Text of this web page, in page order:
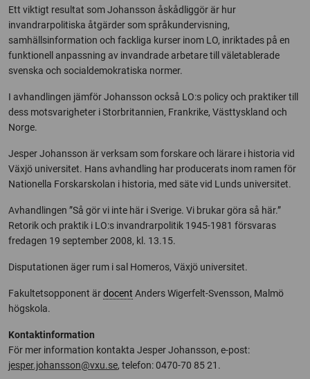
Ett viktigt resultat som Johansson åskådliggör är hur
invandrarpolitiska åtgärder som språkundervisning,
samhällsinformation och fackliga kurser inom LO, inriktades på en
funktionell anpassning av invandrade arbetare till väletablerade
svenska och socialdemokratiska normer.
I avhandlingen jämför Johansson också LO:s policy och praktiker till
dess motsvarigheter i Storbritannien, Frankrike, Västtyskland och
Norge.
Jesper Johansson är verksam som forskare och lärare i historia vid
Växjö universitet. Hans avhandling har producerats inom ramen för
Nationella Forskarskolan i historia, med säte vid Lunds universitet.
Avhandlingen ”Så gör vi inte här i Sverige. Vi brukar göra så här.”
Retorik och praktik i LO:s invandrarpolitik 1945-1981 försvaras
fredagen 19 september 2008, kl. 13.15.
Disputationen äger rum i sal Homeros, Växjö universitet.
Fakultetsopponent ärdocent Anders Wigerfelt-Svensson, Malmö
högskola.
Kontaktinformation
För mer information kontakta Jesper Johansson, e-post:
jesper.johansson@vxu.se, telefon: 0470-70 85 21.